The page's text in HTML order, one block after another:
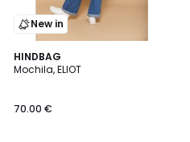
New in
HINDBAG
Mochila, ELIOT
70.00 €
2
Colores